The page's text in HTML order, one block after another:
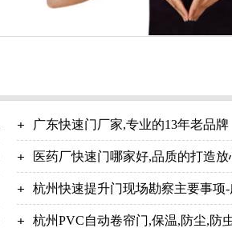
广东快速门厂家,专业的13年老品
翔】
医药厂快速门哪家好,品质的打造放
用-广州奇翔
杭州快速提升门现场勘察主要事项
杭州PVC自动卷帘门,保温,防尘,防